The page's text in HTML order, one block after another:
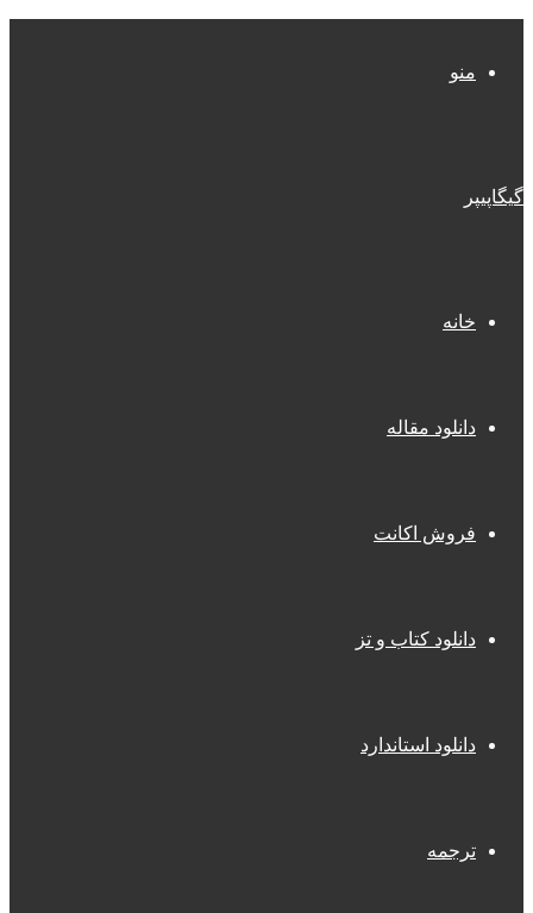
منو
گیگاپیپر
خانه
دانلود مقاله
فروش اکانت
دانلود کتاب و تز
دانلود استاندارد
ترجمه